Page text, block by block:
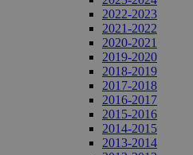
2022-2023
2021-2022
2020-2021
2019-2020
2018-2019
2017-2018
2016-2017
2015-2016
2014-2015
2013-2014